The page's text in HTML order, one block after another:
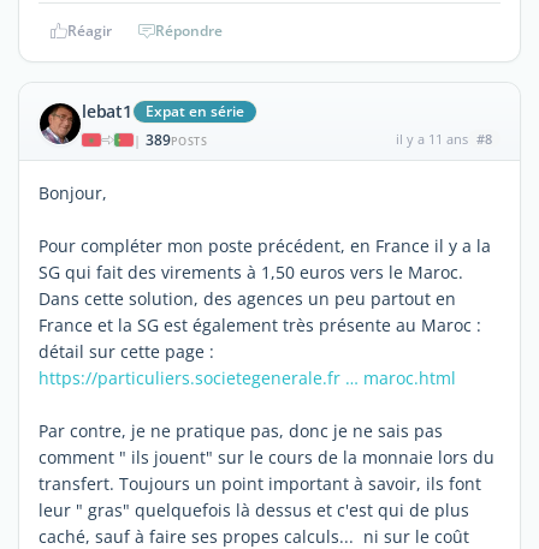
Réagir Répondre
lebat1 Expat en série
| 389POSTS il y a 11 ans #8
Bonjour,
Pour compléter mon poste précédent, en France il y a la
SG qui fait des virements à 1,50 euros vers le Maroc.
Dans cette solution, des agences un peu partout en
France et la SG est également très présente au Maroc :
détail sur cette page :
https://particuliers.societegenerale.fr … maroc.html
Par contre, je ne pratique pas, donc je ne sais pas
comment " ils jouent" sur le cours de la monnaie lors du
transfert. Toujours un point important à savoir, ils font
leur " gras" quelquefois là dessus et c'est qui de plus
caché, sauf à faire ses propes calculs... ni sur le coût